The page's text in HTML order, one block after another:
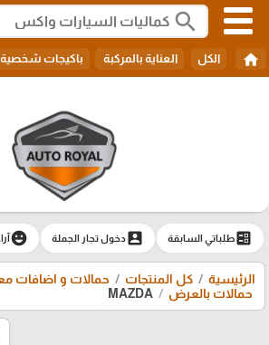
search
home الكل العناية بالمركبة باكيجات شخصية
ballotطلباتي السابقة account_boxدخول تجار الجملة emoji_emotions
الرئيسية كل المنتجات حمالات و اضافات
حمالات بالعرض
MAZDA